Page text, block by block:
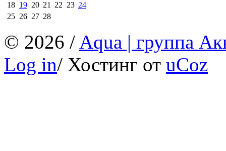
18 19 20 21 22 23 24
25 26 27 28
© 2026 / Aqua | группа
Log in/ Хостинг от uCoz